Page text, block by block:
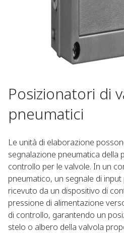
Posizionatori di
pneumatici
Le unità di elaborazione
segnalazione pneumatica della
controllo per le valvole. In un
pneumatico, un segnale di
ricevuto da un dispositivo di
pressione di alimentazione
di controllo, garantendo un
stelo o albero della valvola